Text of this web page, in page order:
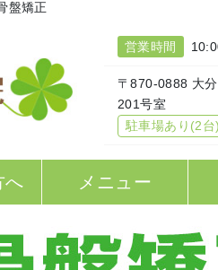
盤矯正
営業時間
〒870-0888 大
201号室
駐車場あり(2台)
へ メニュー